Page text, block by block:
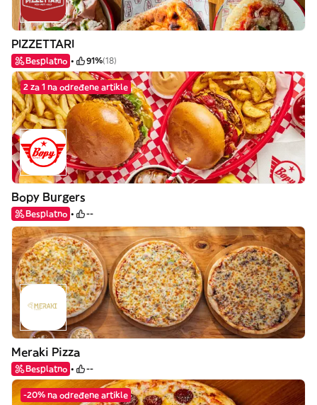
PIZZETTARI
Besplatno 91%(18)
2 za 1 na određene artikle
Bopy Burgers
Besplatno --
Meraki Pizza
Besplatno --
-20% na određene artikle